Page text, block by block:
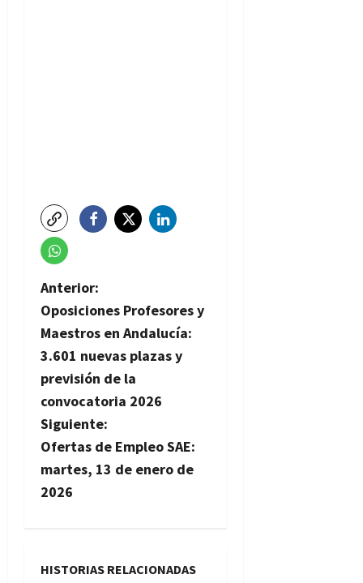
N
a
v
e
g
a
c
ó
Anterior:
Oposiciones Profesores y
Maestros en Andalucía:
3.601 nuevas plazas y
previsión de la
convocatoria 2026
Siguiente:
Ofertas de Empleo SAE:
martes, 13 de enero de
2026
HISTORIAS RELACIONADAS